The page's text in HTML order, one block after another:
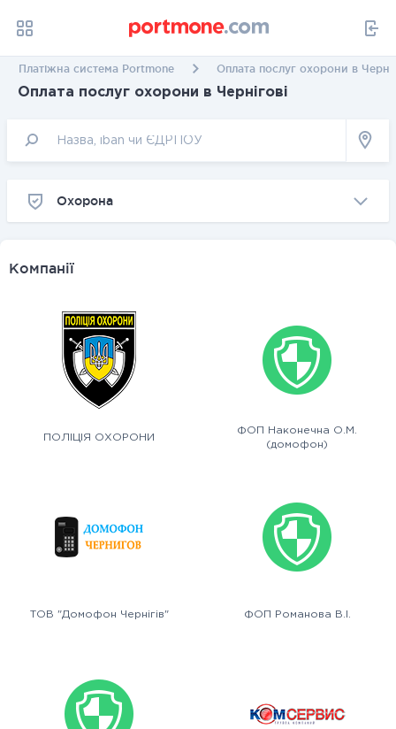
Платіжна система Portmone Оплата послуг охорони в
Оплата послуг охорони в Чернігові
Охорона
Компанії
ПОЛІЦІЯ ОХОРОНИ
ФОП Наконечна О.М.
(домофон)
ТОВ "Домофон Чернігів" ФОП Романова В.І.